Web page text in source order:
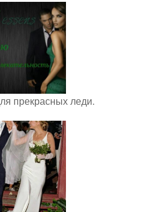
прекрасных леди.